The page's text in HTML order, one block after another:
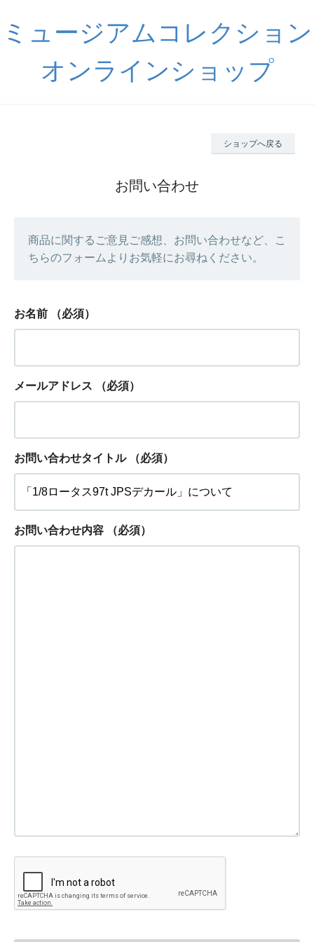
ミュージアムコレクション
オンラインショップ
ショップへ戻る
お問い合わせ
商品に関するご意見ご感想、お問い合わせなど、こ
ちらのフォームよりお気軽にお尋ねください。
お名前 （必須）
メールアドレス （必須）
お問い合わせタイトル （必須）
お問い合わせ内容 （必須）